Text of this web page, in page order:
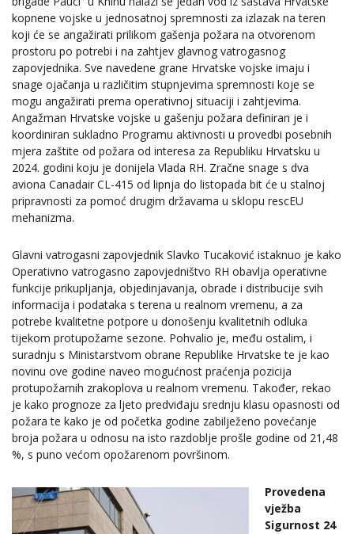
kopnene vojske u jednosatnoj spremnosti za izlazak na teren
koji će se angažirati prilikom gašenja požara na otvorenom
prostoru po potrebi i na zahtjev glavnog vatrogasnog
zapovjednika. Sve navedene grane Hrvatske vojske imaju i
snage ojačanja u različitim stupnjevima spremnosti koje se
mogu angažirati prema operativnoj situaciji i zahtjevima.
Angažman Hrvatske vojske u gašenju požara definiran je i
koordiniran sukladno Programu aktivnosti u provedbi posebnih
mjera zaštite od požara od interesa za Republiku Hrvatsku u
2024. godini koju je donijela Vlada RH. Zračne snage s dva
aviona Canadair CL-415 od lipnja do listopada bit će u stalnoj
pripravnosti za pomoć drugim državama u sklopu rescEU
mehanizma.
Glavni vatrogasni zapovjednik Slavko Tucaković istaknuo je kako
Operativno vatrogasno zapovjedništvo RH obavlja operativne
funkcije prikupljanja, objedinjavanja, obrade i distribucije svih
informacija i podataka s terena u realnom vremenu, a za
potrebe kvalitetne potpore u donošenju kvalitetnih odluka
tijekom protupožarne sezone. Pohvalio je, među ostalim, i
suradnju s Ministarstvom obrane Republike Hrvatske te je kao
novinu ove godine naveo mogućnost praćenja pozicija
protupožarnih zrakoplova u realnom vremenu. Također, rekao
je kako prognoze za ljeto predviđaju srednju klasu opasnosti od
požara te kako je od početka godine zabilježeno povećanje
broja požara u odnosu na isto razdoblje prošle godine od 21,48
%, s puno većom opožarenom površinom.
Provedena
vježba
Sigurnost 24